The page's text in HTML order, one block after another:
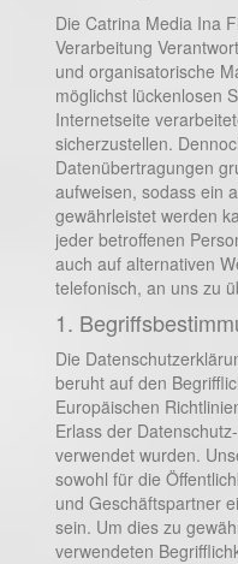
Die Catrina Media Ina
Verarbeitung
und organisatorische
möglichst lückenlosen
Internetseite
sicherzustellen.
Datenübertragungen
aufweisen, sodass ein
gewährleistet werden
jeder betroffenen
auch auf alternativen
telefonisch, an uns zu
1.
Die
beruht auf den
Europäischen
Erlass der
verwendet wurden.
sowohl für die
und Geschäftspartner
sein. Um dies zu
verwendeten